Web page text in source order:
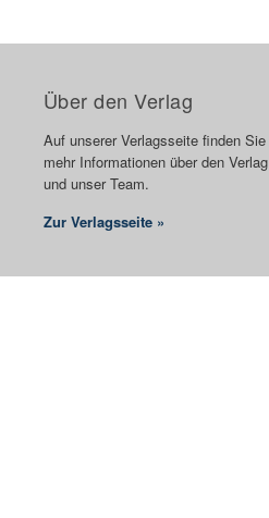
Über den Verlag
Auf unserer Verlagsseite finden Sie
mehr Informationen über den Verlag
und unser Team.
Zur Verlagsseite »